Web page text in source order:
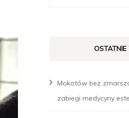
Mokotów bez
zabiegi medycyny